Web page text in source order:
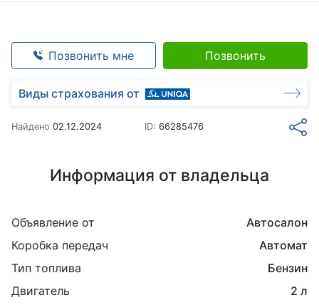
Позвонить мне Позвонить
Виды страхования от
Найдено 02.12.2024 ID: 66285476
Информация от владельца
Объявление от
Автосалон
Коробка передач
Автомат
Тип топлива
Бензин
Двигатель
2 л